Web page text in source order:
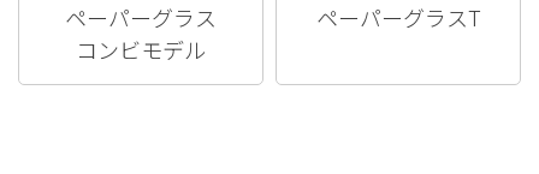
ペーパーグラス
コンビモデル
ペーパーグラスT